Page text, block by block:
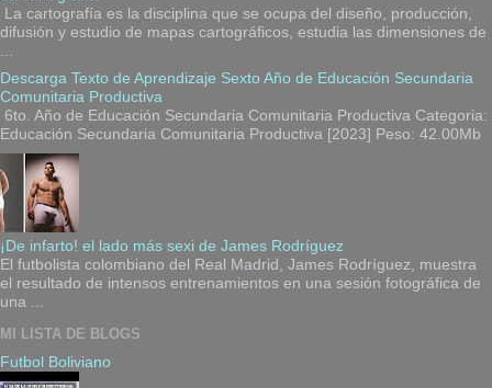
La cartografía es la disciplina que se ocupa del diseño, producción,
difusión y estudio de mapas cartográficos, estudia las dimensiones de
Descarga Texto de Aprendizaje Sexto Año de Educación Secundaria
Comunitaria Productiva
6to. Año de Educación Secundaria Comunitaria Productiva Categoria:
Educación Secundaria Comunitaria Productiva [2023] Peso: 42.00Mb
¡De infarto! el lado más sexi de James Rodríguez
El futbolista colombiano del Real Madrid, James Rodríguez, muestra
el resultado de intensos entrenamientos en una sesión fotográfica de
una ...
MI LISTA DE BLOGS
Futbol Boliviano